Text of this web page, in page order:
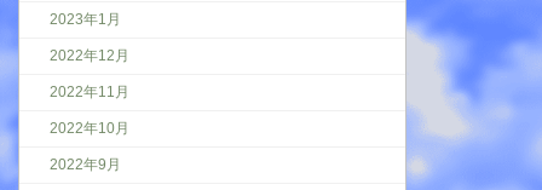
2023年1月
2022年12月
2022年11月
2022年10月
2022年9月